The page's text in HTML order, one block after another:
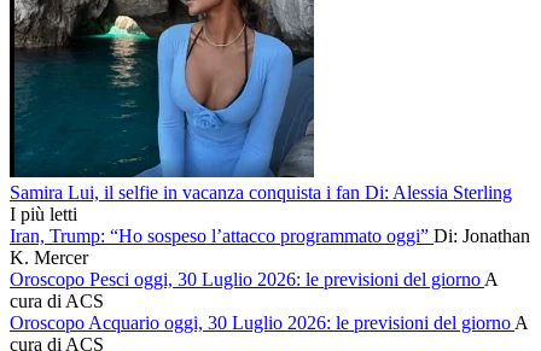
Samira Lui, il selfie in vacanza conquista i fan Di: Alessia Sterling
I più letti
Iran, Trump: “Ho sospeso l’attacco programmato oggi” Di: Jonathan
K. Mercer
Oroscopo Pesci oggi, 30 Luglio 2026: le previsioni del giorno A
cura di ACS
Oroscopo Acquario oggi, 30 Luglio 2026: le previsioni del giorno A
cura di ACS